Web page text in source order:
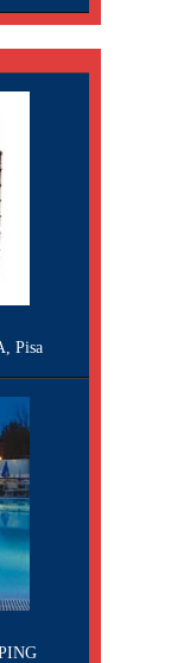
Pisa